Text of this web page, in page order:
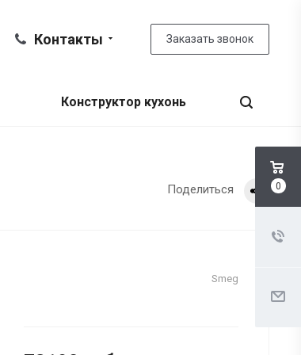
Контакты Заказать звонок
Конструктор кухонь
Поделиться
Smeg
0